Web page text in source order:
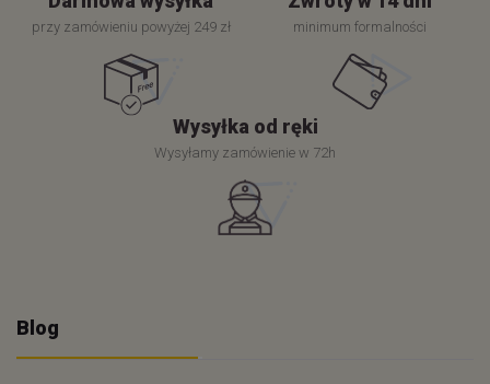
przy zamówieniu powyżej 249 zł minimum formalności
Wysyłka od ręki
Wysyłamy zamówienie w 72h
Blog